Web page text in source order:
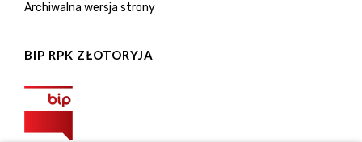
Archiwalna wersja strony
BIP RPK ZŁOTORYJA